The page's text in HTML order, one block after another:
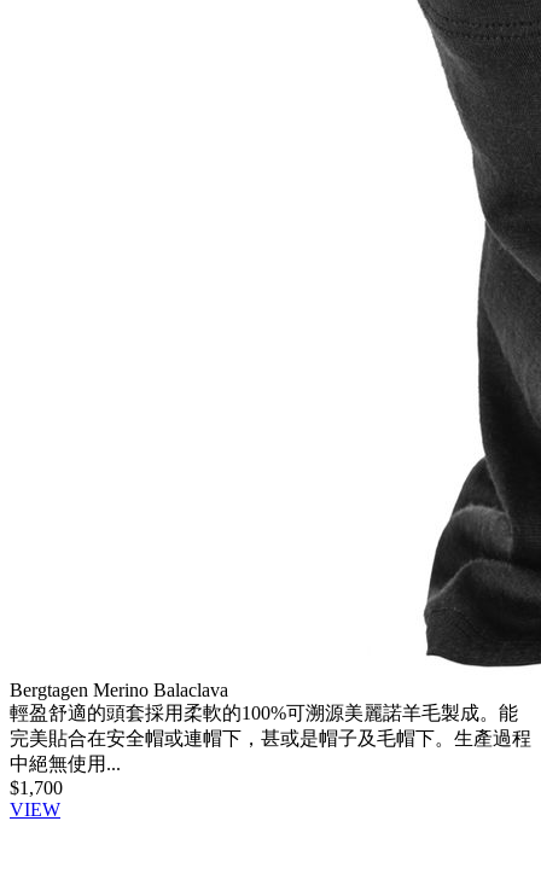
Bergtagen Merino Balaclava
輕盈舒適的頭套採用柔軟的100%可溯源美麗諾羊毛製成。能
完美貼合在安全帽或連帽下，甚或是帽子及毛帽下。生產過程
中絕無使用...
$1,700
VIEW